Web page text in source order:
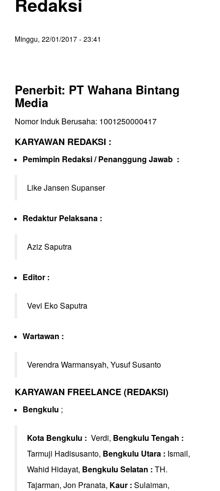
Minggu, 22/01/2017 - 23:41
Penerbit: PT Wahana Bintang
Media
Nomor Induk Berusaha: 1001250000417
KARYAWAN REDAKSI :
Pemimpin Redaksi / Penanggung Jawab :
Like Jansen Supanser
Redaktur Pelaksana :
Aziz Saputra
Editor :
Vevi Eko Saputra
Wartawan :
Verendra Warmansyah, Yusuf Susanto
KARYAWAN FREELANCE (REDAKSI)
Bengkulu ;
Kota Bengkulu : Verdi, Bengkulu Tengah :
Tarmuji Hadisusanto, Bengkulu Utara : Ismail,
Wahid Hidayat, Bengkulu Selatan : TH.
Tajarman, Jon Pranata, Kaur : Sulaiman,